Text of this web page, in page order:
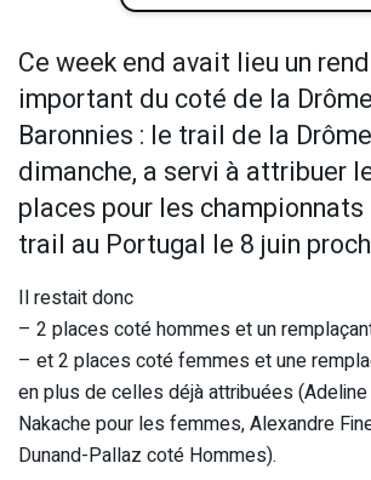
Ce week end avait lieu un
important du coté de la
Baronnies : le trail de la
dimanche, a servi à attribuer
places pour les
trail au Portugal le 8 juin
Il restait donc
– 2 places coté hommes et un
– et 2 places coté femmes et une
en plus de celles déjà attribuées
Nakache pour les femmes, Alexandre
Dunand-Pallaz coté Hommes).